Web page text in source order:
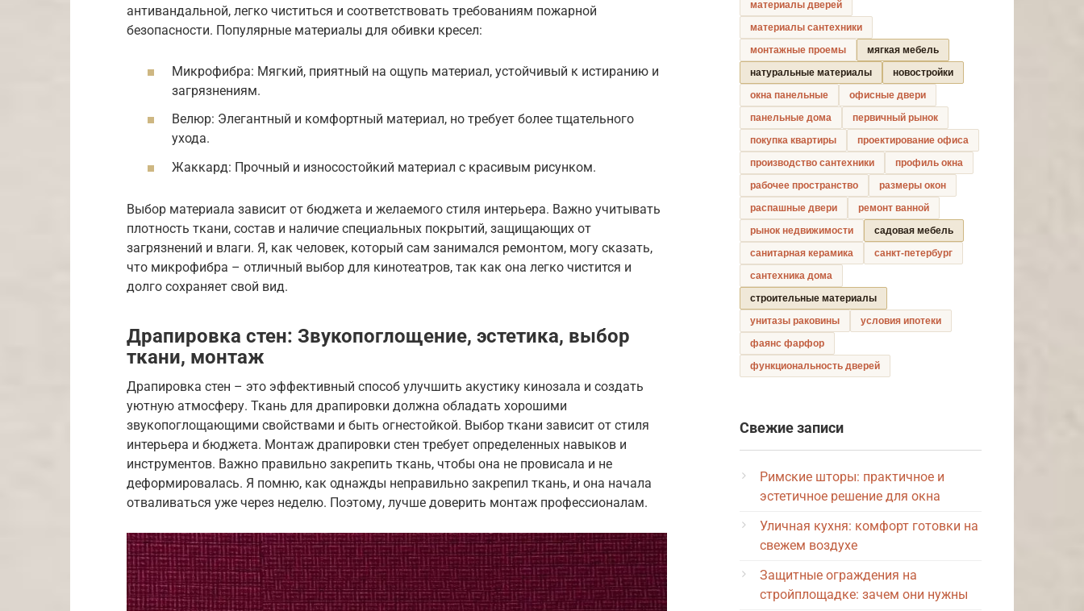
антивандальной, легко чиститься и соответствовать требованиям пожарной
безопасности. Популярные материалы для обивки кресел:
Микрофибра: Мягкий, приятный на ощупь материал, устойчивый к истиранию и
загрязнениям.
Велюр: Элегантный и комфортный материал, но требует более тщательного
ухода.
Жаккард: Прочный и износостойкий материал с красивым рисунком.
Выбор материала зависит от бюджета и желаемого стиля интерьера. Важно учитывать
плотность ткани, состав и наличие специальных покрытий, защищающих от
загрязнений и влаги. Я, как человек, который сам занимался ремонтом, могу сказать,
что микрофибра – отличный выбор для кинотеатров, так как она легко чистится и
долго сохраняет свой вид.
Драпировка стен: Звукопоглощение, эстетика, выбор
ткани, монтаж
Драпировка стен – это эффективный способ улучшить акустику кинозала и создать
уютную атмосферу. Ткань для драпировки должна обладать хорошими
звукопоглощающими свойствами и быть огнестойкой. Выбор ткани зависит от стиля
интерьера и бюджета. Монтаж драпировки стен требует определенных навыков и
инструментов. Важно правильно закрепить ткань, чтобы она не провисала и не
деформировалась. Я помню, как однажды неправильно закрепил ткань, и она начала
отваливаться уже через неделю. Поэтому, лучше доверить монтаж профессионалам.
материалы дверей
материалы сантехники
монтажные проемы
мягкая мебель
натуральные материалы
новостройки
окна панельные
офисные двери
панельные дома
первичный рынок
покупка квартиры
проектирование офиса
производство сантехники
профиль окна
рабочее пространство
размеры окон
распашные двери
ремонт ванной
рынок недвижимости
садовая мебель
санитарная керамика
санкт-петербург
сантехника дома
строительные материалы
унитазы раковины
условия ипотеки
фаянс фарфор
функциональность дверей
Свежие записи
Римские шторы: практичное и
эстетичное решение для окна
Уличная кухня: комфорт готовки на
свежем воздухе
Защитные ограждения на
стройплощадке: зачем они нужны